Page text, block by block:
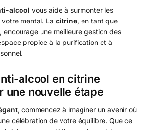
alcool vous aide à surmonter les
mental. La citrine, en tant que
encourage une meilleure gestion des
propice à la purification et à
alcool en citrine
une nouvelle étape
, commencez à imaginer un avenir où
célébration de votre équilibre. Que ce